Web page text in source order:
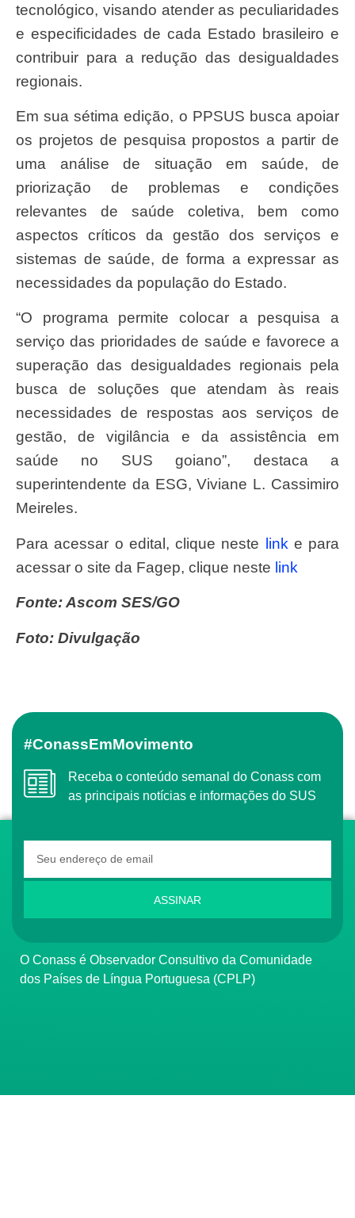
tecnológico, visando atender as peculiaridades
e especificidades de cada Estado brasileiro e
contribuir para a redução das desigualdades
regionais.
Em sua sétima edição, o PPSUS busca apoiar
os projetos de pesquisa propostos a partir de
uma análise de situação em saúde, de
priorização de problemas e condições
relevantes de saúde coletiva, bem como
aspectos críticos da gestão dos serviços e
sistemas de saúde, de forma a expressar as
necessidades da população do Estado.
“O programa permite colocar a pesquisa a
serviço das prioridades de saúde e favorece a
superação das desigualdades regionais pela
busca de soluções que atendam às reais
necessidades de respostas aos serviços de
gestão, de vigilância e da assistência em
saúde no SUS goiano”, destaca a
superintendente da ESG, Viviane L. Cassimiro
Meireles.
Para acessar o edital, clique neste link e para
acessar o site da Fagep, clique neste link
Fonte: Ascom SES/GO
Foto: Divulgação
#ConassEmMovimento
Receba o conteúdo semanal do Conass com
as principais notícias e informações do SUS
ASSINAR
O Conass é Observador Consultivo da Comunidade
dos Países de Língua Portuguesa (CPLP)